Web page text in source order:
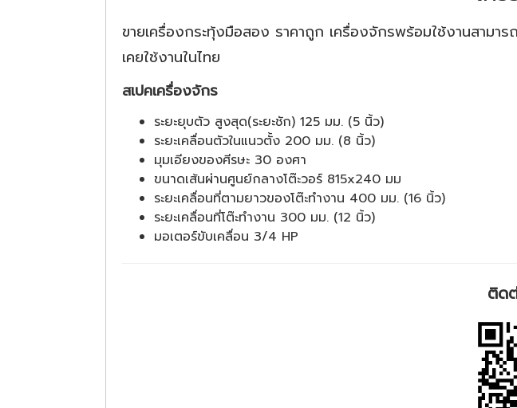
ขายเครื่องกระทุ้งมือสอง ราคาถูก เครื่องจักรพร้อมใช้งานสามา
เคยใช้งานในไทย
สเปคเครื่องจักร
ระยะยุบตัว สูงสุด(ระยะชัก) 125 มม. (5 นิ้ว)
ระยะเคลื่อนตัวในแนวตั้ง 200 มม. (8 นิ้ว)
มุมเอียงของศีรษะ 30 องศา
ขนาดเส้นผ่านศูนย์กลางโต๊ะวอร์ 815x240 มม
ระยะเคลื่อนที่ตามยาวของโต๊ะทำงาน 400 มม. (16 นิ้ว)
ระยะเคลื่อนที่โต๊ะทำงาน 300 มม. (12 นิ้ว)
มอเตอร์ขับเคลื่อน 3/4 HP
ติด